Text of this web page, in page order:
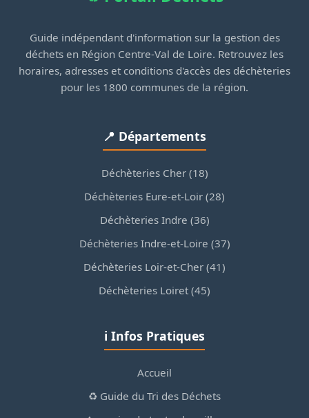
Guide indépendant d'information sur la gestion des
déchets en Région Centre-Val de Loire. Retrouvez les
horaires, adresses et conditions d'accès des déchèteries
pour les 1800 communes de la région.
📍 Départements
Déchèteries Cher (18)
Déchèteries Eure-et-Loir (28)
Déchèteries Indre (36)
Déchèteries Indre-et-Loire (37)
Déchèteries Loir-et-Cher (41)
Déchèteries Loiret (45)
ℹ️ Infos Pratiques
Accueil
♻️ Guide du Tri des Déchets